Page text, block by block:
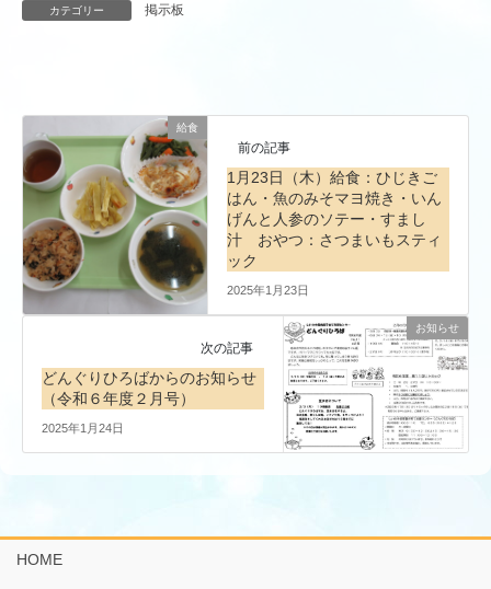
カテゴリー 掲示板
給食
前の記事
1月23日（木）給食：ひじきご
はん・魚のみそマヨ焼き・いん
げんと人参のソテー・すまし
汁 おやつ：さつまいもスティ
ック
2025年1月23日
お知らせ
次の記事
どんぐりひろばからのお知らせ
（令和６年度２月号）
2025年1月24日
HOME